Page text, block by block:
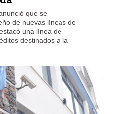
que se
de nuevas líneas de
una línea de
destinados a la